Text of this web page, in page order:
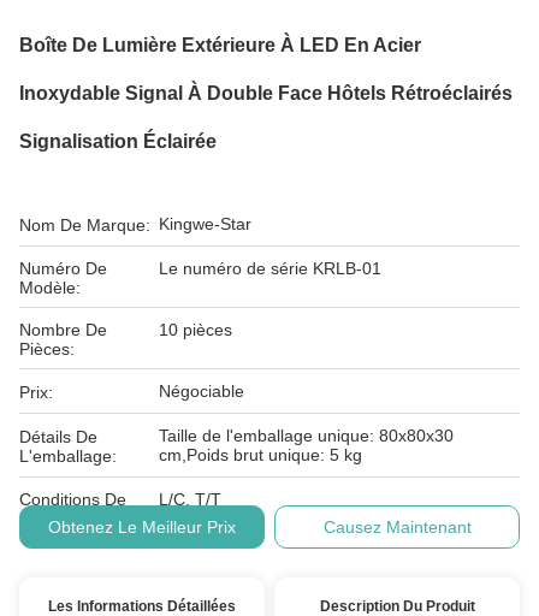
Boîte De Lumière Extérieure À LED En Acier
Inoxydable Signal À Double Face Hôtels Rétroéclairés
Signalisation Éclairée
Nom De Marque: Kingwe-Star
Numéro De
Modèle:
Le numéro de série KRLB-01
Nombre De
Pièces:
10 pièces
Prix: Négociable
Détails De
L'emballage:
Taille de l'emballage unique: 80x80x30
cm,Poids brut unique: 5 kg
Conditions De
Paiement:
L/C, T/T
Obtenez Le Meilleur Prix
Causez Maintenant
Les Informations Détaillées Description Du Produit